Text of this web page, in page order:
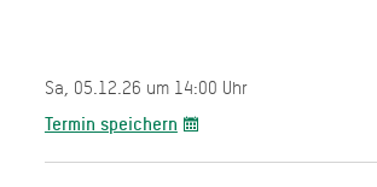
Sa, 05.12.26 um 14:00 Uhr
Termin speichern